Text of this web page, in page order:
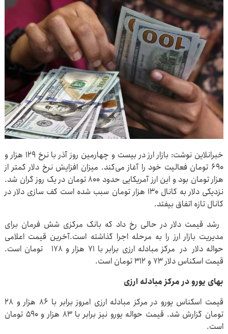
خبرانلاین نوشت: بازار ارز در بیست و چهارمین روز آذر با نرخ ۱۲۹ هزار و
۶۹۰ تومان فعالیت خود را آغاز می‌کند. میزان افزایش نرخ دلار کمتر از
هزار تومان بود و این ارز آمریکایی حدود ۸۰۰ تومان در یک روز گران شد.
نزدیکی دلار به کانال ۱۳۰ هزار تومان سبب شده است کف سازی دلار در
کانال تازه اتفاق بیفتد.
رشد قیمت دلار در حالی رخ داد که بانک‌ مرکزی شش فرمان برای
مدیریت بازار ارز را به مرحله اجرا گذاشته است.آخرین قیمت اعلامی
حواله دلار در مرکز مبادله ارزی برابر با ۷۱ هزار و ۱۷۸ تومان است.
قیمت اسکناس دلار ۷۳ و ۳۱۲ تومان است.
بهای یورو در مرکز مبادله ارزی
قیمت اسکناس یورو در مرکز مبادله ارزی امروز برابر با ۸۶ هزار و ۲۸
تومان گزارش شد. قیمت حواله یورو نیز برابر با ۸۳ هزار و ۵۹۰ تومان
است.